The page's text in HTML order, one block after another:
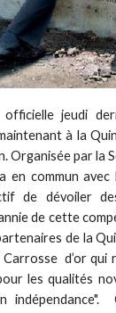
jeudi
à la
Organisée par la
en commun
de dévoiler
de cette
de la
d’or qui
les qualités